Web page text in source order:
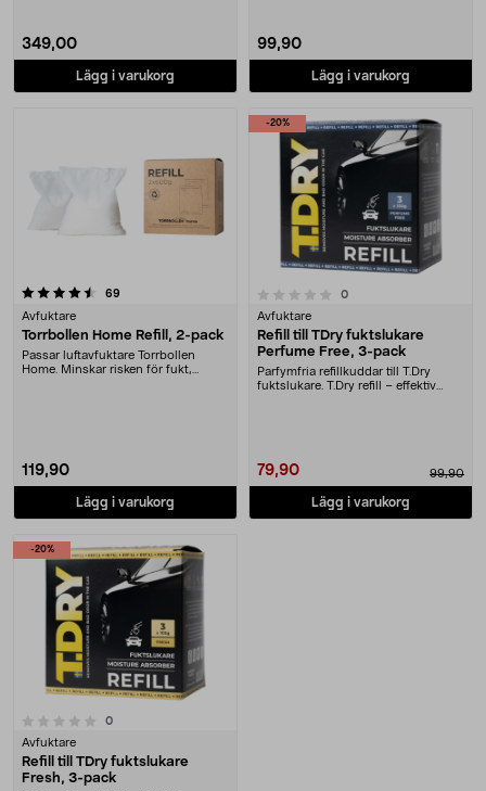
349,00
Lägg i varukorg
99,90
Lägg i varukorg
69
Avfuktare
Torrbollen Home Refill, 2-pack
Passar luftavfuktare Torrbollen
Home. Minskar risken för fukt,
119,90
Lägg i varukorg
-20%
0.0 av 5 stjärnor 0recensioner
Avfuktare
Refill till TDry fuktslukare
Perfume Free, 3-pack
Parfymfria refillkuddar till T.Dry
fuktslukare. T.Dry refill – effektiv
79,90 99,90
Lägg i varukorg
-20%
0recensioner
Avfuktare
Refill till TDry fuktslukare
Fresh, 3-pack